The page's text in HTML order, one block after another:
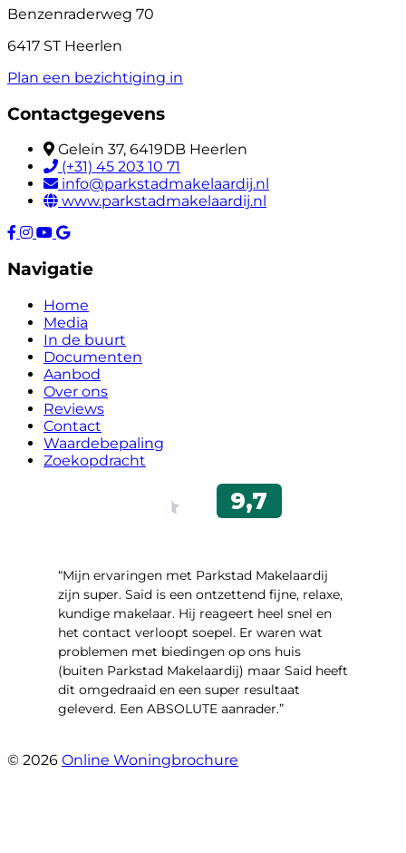
Benzenraderweg 70
6417 ST Heerlen
Plan een bezichtiging in
Contactgegevens
Gelein 37, 6419DB Heerlen
(+31) 45 203 10 71
info@parkstadmakelaardij.nl
www.parkstadmakelaardij.nl
Navigatie
Home
Media
In de buurt
Documenten
Aanbod
Over ons
Reviews
Contact
Waardebepaling
Zoekopdracht
“Mijn ervaringen met Parkstad Makelaardij
zijn super. Said is een ontzettend fijne, relaxe,
kundige makelaar. Hij reageert heel snel en
het contact verloopt soepel. Er waren wat
problemen met biedingen op ons huis
(buiten Parkstad Makelaardij) maar Said heeft
dit omgedraaid en een super resultaat
geleverd. Een ABSOLUTE aanrader.”
© 2026 Online Woningbrochure